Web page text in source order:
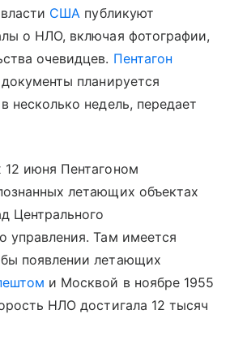
США публикуют
о НЛО, включая фотографии,
очевидцев. Пентагон
планируется
несколько недель, передает
июня Пентагоном
летающих объектах
Центрального
управления. Там имеется
появлении летающих
и Москвой в ноябре 1955
НЛО достигала 12 тысяч